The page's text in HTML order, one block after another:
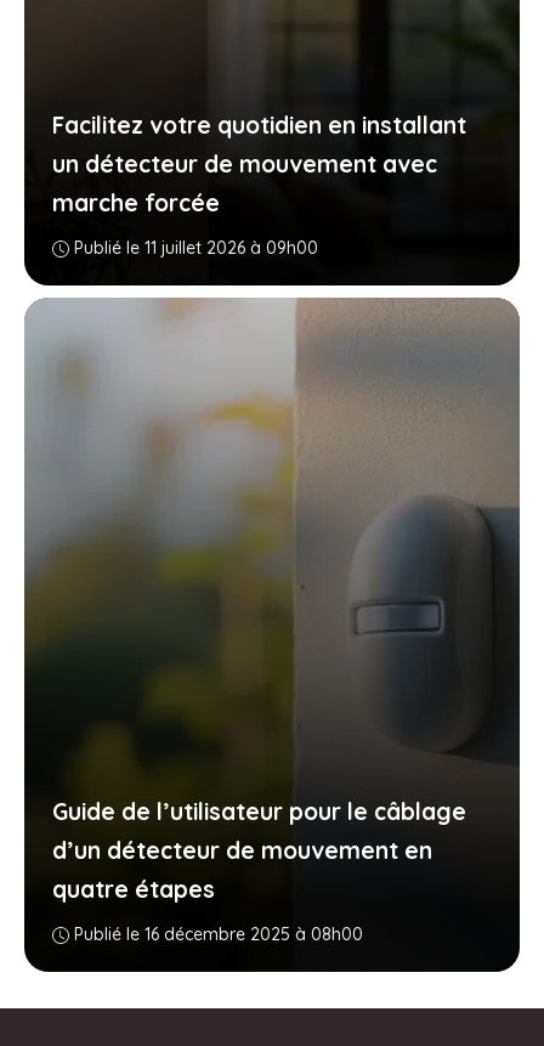
Facilitez votre quotidien en installant
un détecteur de mouvement avec
marche forcée
Publié le 11 juillet 2026 à 09h00
Guide de l’utilisateur pour le câblage
d’un détecteur de mouvement en
quatre étapes
Publié le 16 décembre 2025 à 08h00